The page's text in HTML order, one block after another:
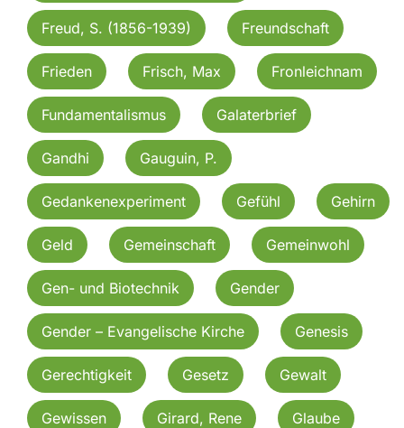
Freud, S. (1856-1939) Freundschaft
Frieden Frisch, Max Fronleichnam
Fundamentalismus Galaterbrief
Gandhi Gauguin, P.
Gedankenexperiment Gefühl Gehirn
Geld Gemeinschaft Gemeinwohl
Gen- und Biotechnik Gender
Gender – Evangelische Kirche Genesis
Gerechtigkeit Gesetz Gewalt
Gewissen Girard, Rene Glaube